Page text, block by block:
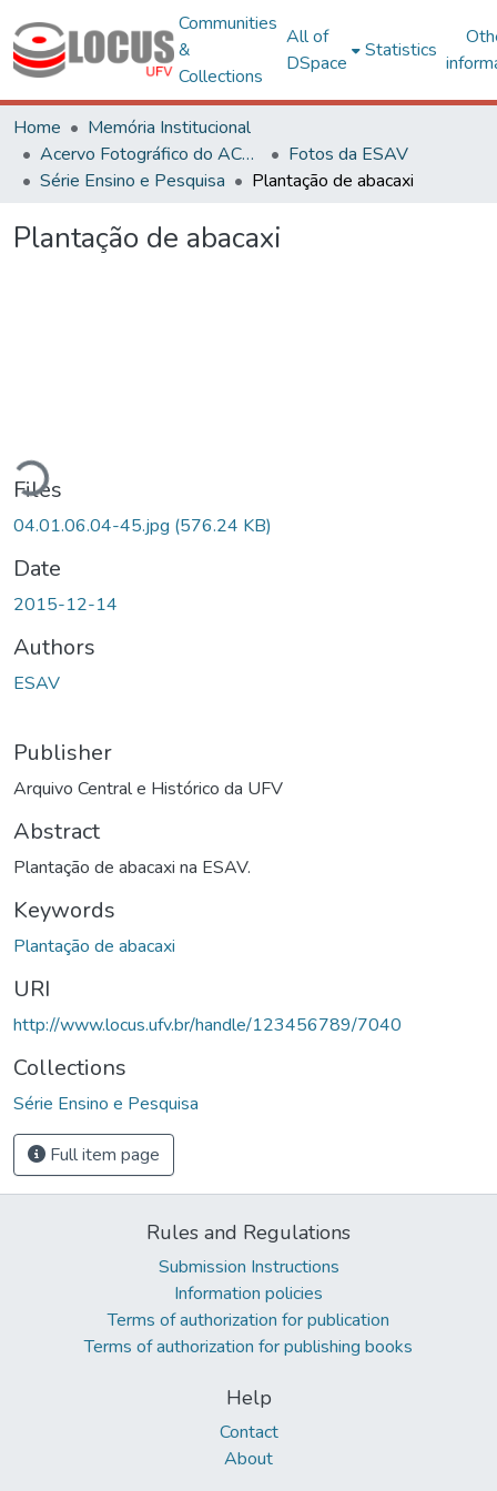
Communities
&
Collections
All of
DSpace
Statistics
Home
Memória Institucional
Acervo Fotográfico do ACH-UFV
Fotos da ESAV
Série Ensino e Pesquisa
Plantação de abacaxi
Plantação de abacaxi
Files
04.01.06.04-45.jpg (576.24 KB)
Date
2015-12-14
Authors
ESAV
Publisher
Arquivo Central e Histórico da UFV
Abstract
Plantação de abacaxi na ESAV.
Keywords
Plantação de abacaxi
URI
http://www.locus.ufv.br/handle/123456789/7040
Collections
Série Ensino e Pesquisa
Full item page
Rules and Regulations
Submission Instructions
Information policies
Terms of authorization for publication
Terms of authorization for publishing books
Help
Contact
About